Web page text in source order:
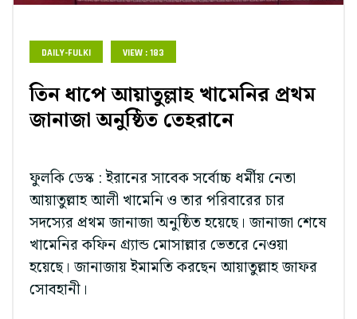
DAILY-FULKI VIEW : 183
তিন ধাপে আয়াতুল্লাহ খামেনির প্রথম
জানাজা অনুষ্ঠিত তেহরানে
ফুলকি ডেস্ক : ইরানের সাবেক সর্বোচ্চ ধর্মীয় নেতা
আয়াতুল্লাহ আলী খামেনি ও তার পরিবারের চার
সদস্যের প্রথম জানাজা অনুষ্ঠিত হয়েছে। জানাজা শেষে
খামেনির কফিন গ্র্যান্ড মোসাল্লার ভেতরে নেওয়া
হয়েছে। জানাজায় ইমামতি করছেন আয়াতুল্লাহ জাফর
সোবহানী।